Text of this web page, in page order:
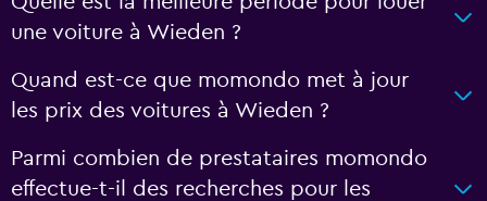
une voiture à Wieden ?
Quand est-ce que momondo met à jour
les prix des voitures à Wieden ?
Parmi combien de prestataires momondo
effectue-t-il des recherches pour les